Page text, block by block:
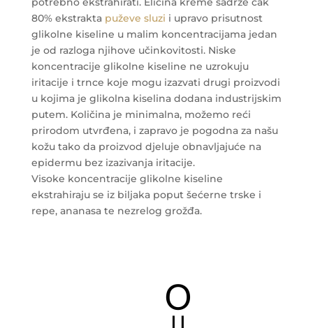
80% ekstrakta puževe sluzi i upravo prisutnost
glikolne kiseline u malim koncentracijama jedan
je od razloga njihove učinkovitosti. Niske
koncentracije glikolne kiseline ne uzrokuju
iritacije i trnce koje mogu izazvati drugi proizvodi
u kojima je glikolna kiselina dodana industrijskim
putem. Količina je minimalna, možemo reći
prirodom utvrđena, i zapravo je pogodna za našu
kožu tako da proizvod djeluje obnavljajuće na
epidermu bez izazivanja iritacije.
Visoke koncentracije glikolne kiseline
ekstrahiraju se iz biljaka poput šećerne trske i
repe, ananasa te nezrelog grožđa.